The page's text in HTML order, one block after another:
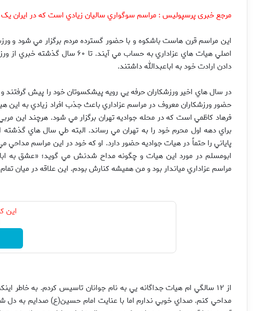
مرجع خبری پرسپولیس : مراسم سوگواري ساليان زيادي است که در ايران
اين مراسم قرن هاست باشکوه و با حضور گسترده مردم برگزار مي شود و
اصلي هيات هاي عزاداري به حساب مي
دادن ارادت خود به اباعبدالله داشتند.
در سال هاي اخير ورزشکاران حرفه يي رويه پيشکسوتان خود را پيش
حضور ورزشکاران معروف در مراسم عزاداري باعث جذب افراد زيادي به
فرهاد کاظمي است که در محله جواديه تهران برگزار مي شود. هرچند اين
پاياني را حتماً در هيات جواديه حضور دارد. او که خود در اين مراسم
ابومسلم در مورد اين هيات و چگونه مداح شدنش مي گويد؛ «عشق به
مراسم عزاداري مياندار بود و من هميشه کنارش بودم. اين علاقه در
این
از ۱۲ سالگي ام هيات جداگانه يي به نام جوانان تاسيس کردم. به
مداحي کنم. صداي خوبي ندارم اما با عنايت امام حسين(ع) صدايم به دل